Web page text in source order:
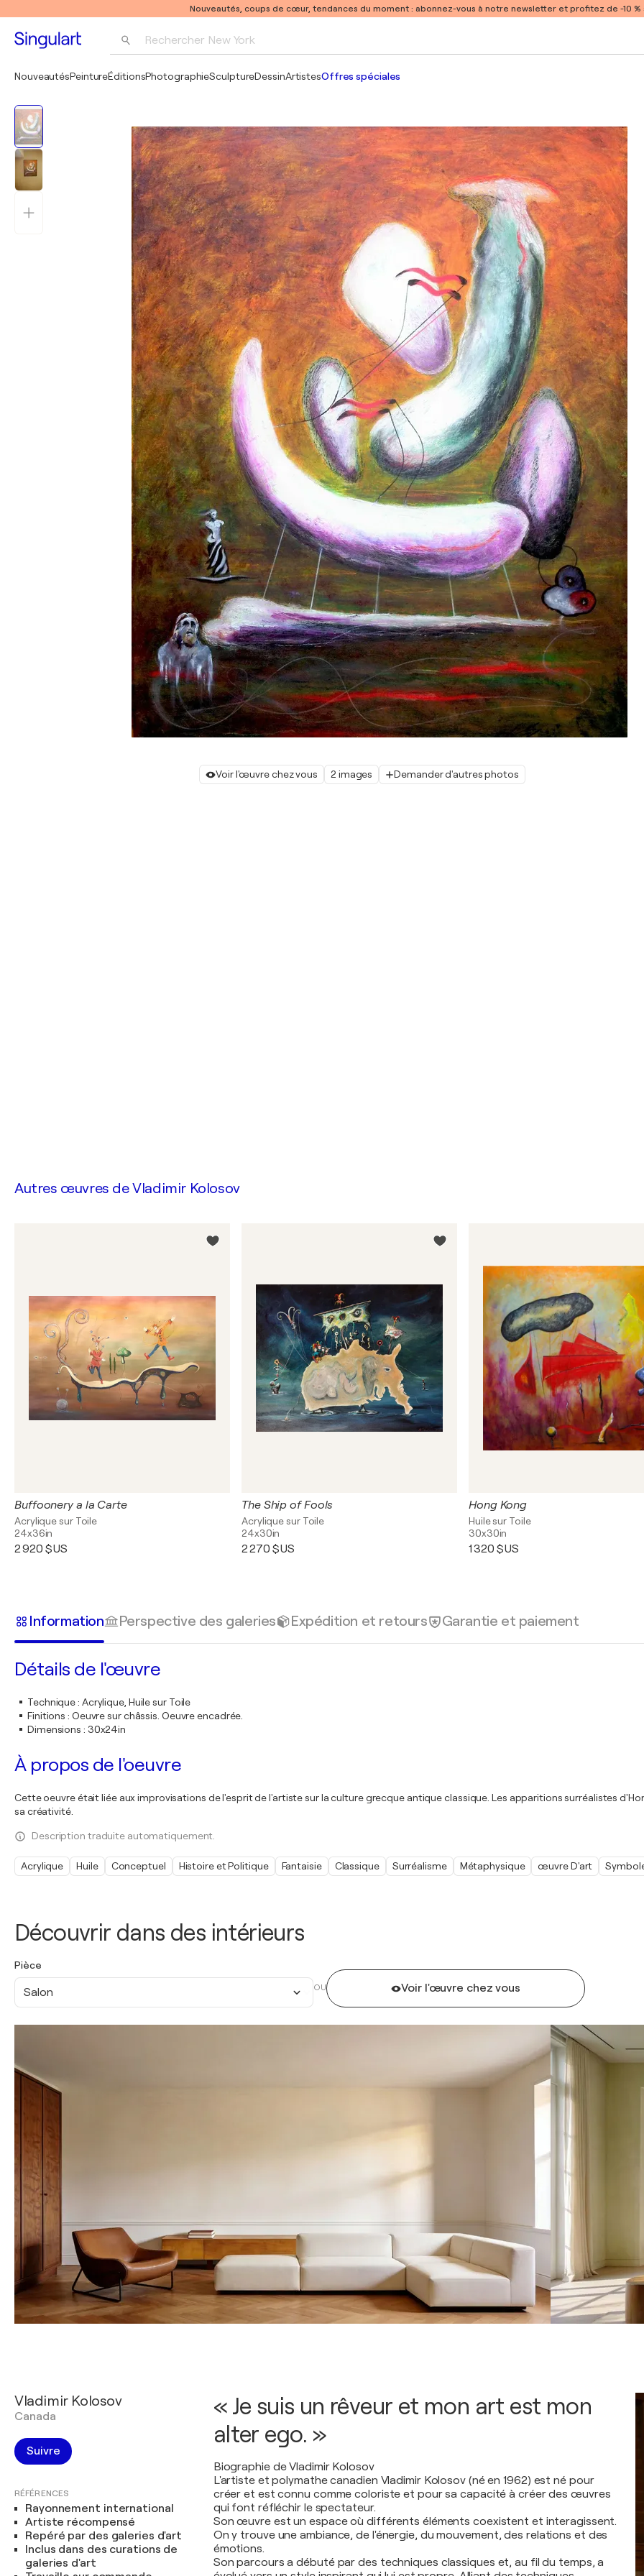
Nouveautés, coups de cœur, tendances du moment : abonnez-vous à notre newsletter et profitez de -10
Rechercher New York
Pablo Picasso
NouveautésPeintureÉditionsPhotographieSculptureDessinArtistesOffres spéciales
Voir l'œuvre chez vous 2 images Demander d'autres photos
Découvrir dans des intérieurs
Pièce
Salon OU Voir l'œuvre chez vous
Autres œuvres deVladimir Kolosov
Buffoonery a la Carte
Acrylique sur Toile
24x36in
2 920 $US
The Ship of Fools
Acrylique sur Toile
24x30in
2 270 $US
Hong Kong
Huile sur Toile
30x30in
1 320 $US
Information Perspective des galeries Expédition et retours Garantie et paiement
Détails de l'œuvre
Technique: Acrylique, Huile sur Toile
Finitions : Oeuvre sur châssis. Oeuvre encadrée.
Dimensions : 30x24in
À propos de l'oeuvre
Cette oeuvre était liée aux improvisations de l'esprit de l'artiste sur la culture grecque antique classique. Les apparitions surréalistes
sa créativité.
Description traduite automatiquement.
Acrylique Huile Conceptuel Histoire et Politique Fantaisie Classique Surréalisme Métaphysique œuvre D'art
Vladimir Kolosov
Canada
Suivre
RÉFÉRENCES
Rayonnement international
Artiste récompensé
Repéré par des galeries d'art
Inclus dans des curations de
galeries d'art
« Je suis un rêveur et mon art est mon
alter ego. »
Biographie de Vladimir Kolosov
L'artiste et polymathe canadien Vladimir Kolosov (né en 1962) est né pour
créer et est connu comme coloriste et pour sa capacité à créer des œuvres
qui font réfléchir le spectateur.
Son œuvre est un espace où différents éléments coexistent et interagissent.
On y trouve une ambiance, de l'énergie, du mouvement, des relations et des
émotions.
Son parcours a débuté par des techniques classiques et, au fil du temps, a